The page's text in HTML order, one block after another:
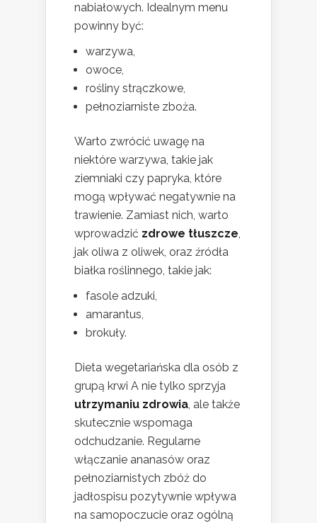
nabiałowych. Idealnym menu
powinny być:
warzywa,
owoce,
rośliny strączkowe,
pełnoziarniste zboża.
Warto zwrócić uwagę na
niektóre warzywa, takie jak
ziemniaki czy papryka, które
mogą wpływać negatywnie na
trawienie. Zamiast nich, warto
wprowadzić zdrowe tłuszcze,
jak oliwa z oliwek, oraz źródła
białka roślinnego, takie jak:
fasole adzuki,
amarantus,
brokuły.
Dieta wegetariańska dla osób z
grupą krwi A nie tylko sprzyja
utrzymaniu zdrowia, ale także
skutecznie wspomaga
odchudzanie. Regularne
włączanie ananasów oraz
pełnoziarnistych zbóż do
jadłospisu pozytywnie wpływa
na samopoczucie oraz ogólną